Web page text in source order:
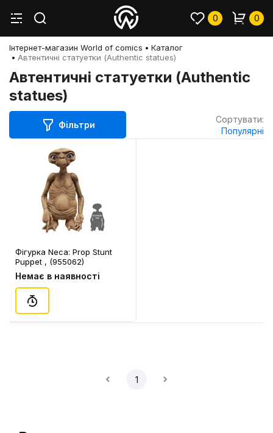
0 0
Інтернет-магазин World of comics
Каталог
Автентичні статуетки (Authentic statues)
Автентичні статуетки (Authentic
statues)
Фільтри
Сортувати:
Популярні
Фігурка Neca: Prop Stunt
Puppet , (955062)
Немає в наявності
1